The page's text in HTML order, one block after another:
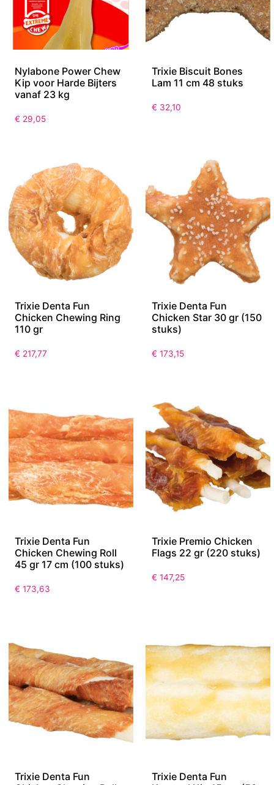
Nylabone Power Chew
Kip voor Harde Bijters
vanaf 23 kg
€ 29,05
Trixie Biscuit Bones
Lam 11 cm 48 stuks
€ 32,10
Trixie Denta Fun
Chicken Chewing Ring
110 gr
€ 217,77
Trixie Denta Fun
Chicken Star 30 gr (150
stuks)
€ 173,15
Trixie Denta Fun
Chicken Chewing Roll
45 gr 17 cm (100 stuks)
€ 173,63
Trixie Premio Chicken
Flags 22 gr (220 stuks)
€ 147,25
Trixie Denta Fun
Trixie Denta Fun